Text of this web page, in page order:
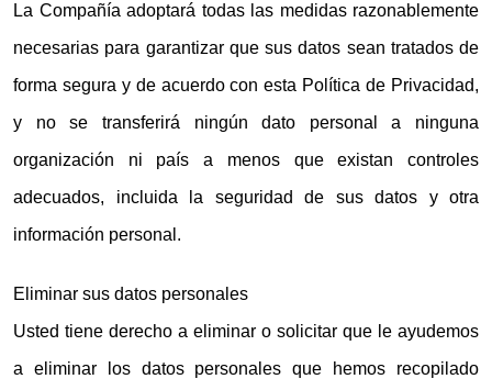
La Compañía adoptará todas las medidas razonablemente
necesarias para garantizar que sus datos sean tratados de
forma segura y de acuerdo con esta Política de Privacidad,
y no se transferirá ningún dato personal a ninguna
organización ni país a menos que existan controles
adecuados, incluida la seguridad de sus datos y otra
información personal.
Eliminar sus datos personales
Usted tiene derecho a eliminar o solicitar que le ayudemos
a eliminar los datos personales que hemos recopilado